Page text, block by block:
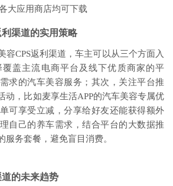
渠道的实用策略
容CPS返利渠道，车主可以从三个方面入
盖主流电商平台及线下优质商家的平
求的汽车美容服务；其次，关注平台推
动，比如麦享生活APP的汽车美容专属优
可享受立减，分享给好友还能获得额外
自己的养车需求，结合平台的大数据推
服务套餐，避免盲目消费。
的未来趋势